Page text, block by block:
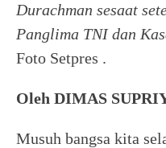
Durachman sesaat
Panglima TNI dan
Foto Setpres .
Oleh DIMAS
Musuh bangsa kita